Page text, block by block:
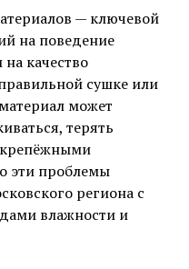
— ключевой
на поведение
качество
сушке или
может
терять
эти проблемы
региона с
влажности и